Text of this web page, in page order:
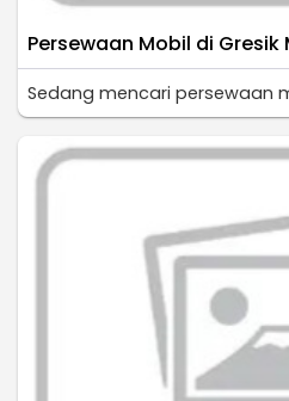
Persewaan Mobil di
Sedang mencari persewaan